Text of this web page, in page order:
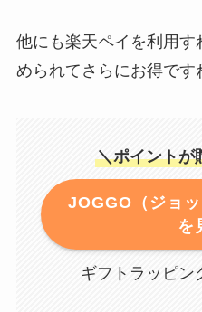
他にも楽天ペイを利用
められてさらにお得です
＼ポイントが
JOGGO（ジョ
を
ギフトラッピン